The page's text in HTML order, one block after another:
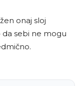
onaj sloj
da sebi ne mogu